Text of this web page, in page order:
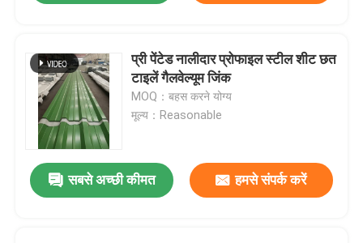
प्री पेंटेड नालीदार प्रोफाइल स्टील शीट छत
टाइलें गैलवेल्यूम जिंक
MOQ：बहस करने योग्य
मूल्य：Reasonable
सबसे अच्छी कीमत हमसे संपर्क करें